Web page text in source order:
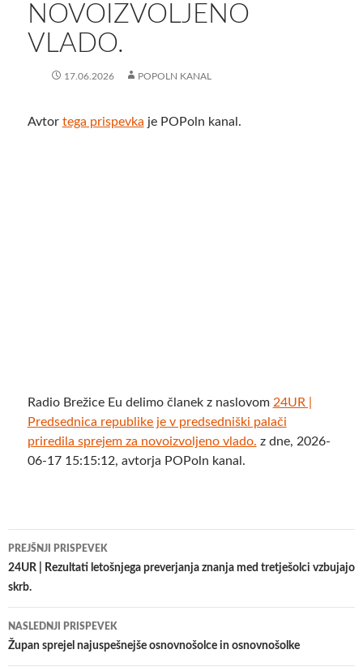
NOVOIZVOLJENO
VLADO.
17.06.2026 POPOLN KANAL
Avtor tega prispevka je POPoln kanal.
Radio Brežice Eu delimo članek z naslovom 24UR |
Predsednica republike je v predsedniški palači
priredila sprejem za novoizvoljeno vlado. z dne, 2026-
06-17 15:15:12, avtorja POPoln kanal.
Krmarjenje
po
PREJŠNJI PRISPEVEK
24UR | Rezultati letošnjega preverjanja znanja med tretješolci vzbujajo
skrb.
NASLEDNJI PRISPEVEK
Župan sprejel najuspešnejše osnovnošolce in osnovnošolke